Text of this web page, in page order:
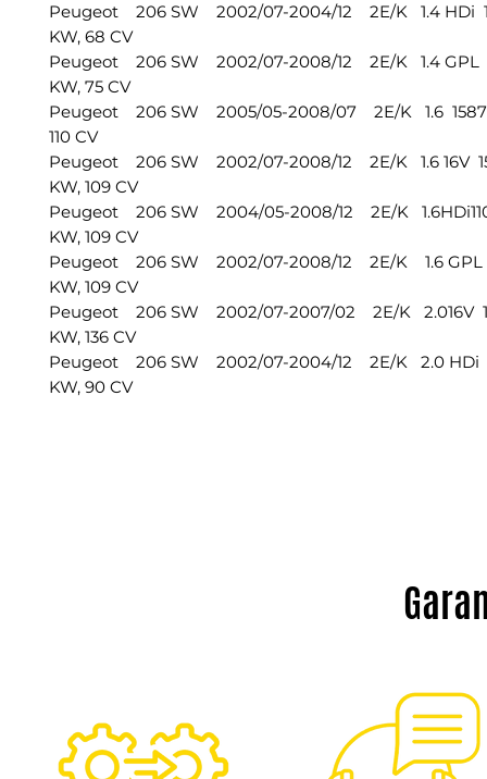
Peugeot 206 SW 2002/07-2004/12 2E/K 1.4 HDi
KW, 68 CV
Peugeot 206 SW 2002/07-2008/12 2E/K 1.4 GPL
KW, 75 CV
Peugeot 206 SW 2005/05-2008/07 2E/K 1.6 1587
110 CV
Peugeot 206 SW 2002/07-2008/12 2E/K 1.6 16V
KW, 109 CV
Peugeot 206 SW 2004/05-2008/12 2E/K
KW, 109 CV
Peugeot 206 SW 2002/07-2008/12 2E/K 1.6 GPL
KW, 109 CV
Peugeot 206 SW 2002/07-2007/02 2E/K 2.016V
KW, 136 CV
Peugeot 206 SW 2002/07-2004/12 2E/K 2.0 HDi
KW, 90 CV